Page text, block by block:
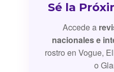
Sé la
Accede a
nacionales e
rostro en Vogue,
o